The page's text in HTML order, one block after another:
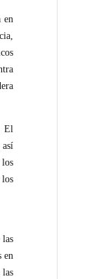
en
El
así
los
las
en
las